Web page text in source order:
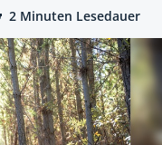
2 Minuten Lesedauer